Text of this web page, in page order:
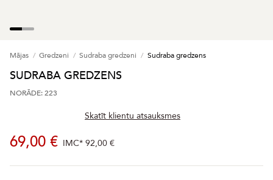
Mājas Gredzeni Sudraba gredzeni Sudraba gredzens
SUDRABA GREDZENS
NORĀDE: 223
Skatīt klientu atsauksmes
69,00 € IMC* 92,00 €